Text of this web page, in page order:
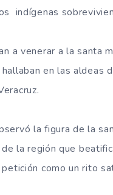
indígenas
a venerar a la santa
en las aldeas
la figura de la
la región que
como un rito